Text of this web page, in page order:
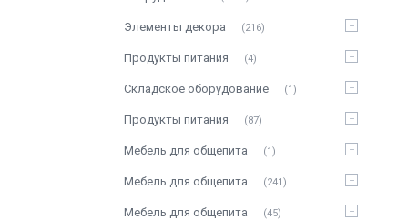
Элементы декора 216
Продукты питания 4
Складское оборудование 1
Продукты питания 87
Мебель для общепита 1
Мебель для общепита 241
Мебель для общепита 45